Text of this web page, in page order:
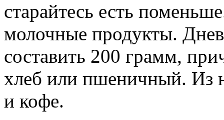
старайтесь есть
молочные продукты.
составить 200 грамм,
хлеб или пшеничный. Из
и кофе.